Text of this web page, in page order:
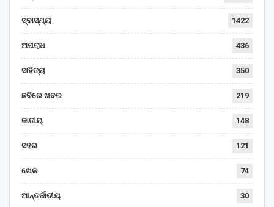
ସ୍ବାସ୍ଥ୍ୟ 1422
ଅପରାଧ 436
ସାହିତ୍ୟ 350
ଛବିରେ ଖବର 219
ଜାତୀୟ 148
ସହର 121
ଖେଳ 74
ଆନ୍ତର୍ଜାତୀୟ 30